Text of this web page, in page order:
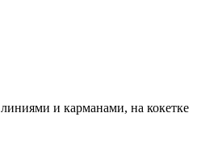
и карманами, на кокетке